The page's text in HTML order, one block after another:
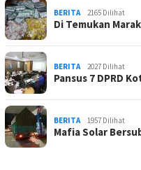
BERITA 2165 Dilihat
Di Temukan
BERITA 2027 Dilihat
Pansus 7 DPRD
BERITA 1957 Dilihat
Mafia Solar